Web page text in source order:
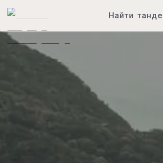
Найти